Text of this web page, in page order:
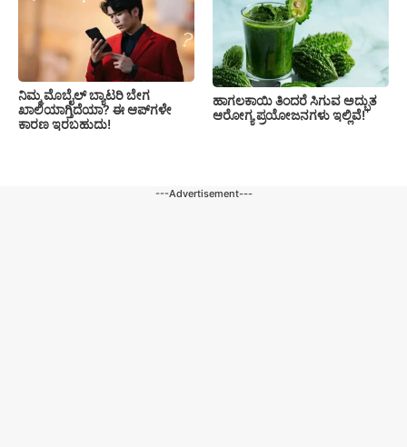
ನಿಮ್ಮ ಮೊಬೈಲ್ ಬ್ಯಾಟರಿ ಬೇಗ
ಖಾಲಿಯಾಗ್ತಿದೆಯಾ? ಈ ಆಪ್‌ಗಳೇ
ಕಾರಣ ಇರಬಹುದು!
ಹಾಗಲಕಾಯಿ ತಿಂದರೆ ಸಿಗುವ ಅದ್ಭುತ
ಆರೋಗ್ಯ ಪ್ರಯೋಜನಗಳು ಇಲ್ಲಿವೆ!
---Advertisement---